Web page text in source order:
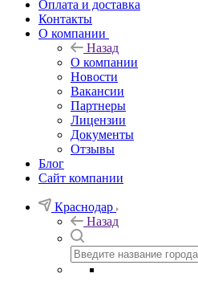
Оплата и доставка
Контакты
О компании
Назад
О компании
Новости
Вакансии
Партнеры
Лицензии
Документы
Отзывы
Блог
Сайт компании
Краснодар
Назад